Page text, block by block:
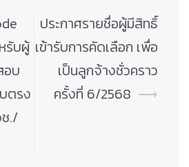
รับผู้
อบ
ตรง
./
ประกาศรายชื่อผู้มีสิทธิ์
เข้ารับการคัดเลือก เพื่อ
เป็นลูกจ้างชั่วคราว
ครั้งที่ 6/2568 ⟶